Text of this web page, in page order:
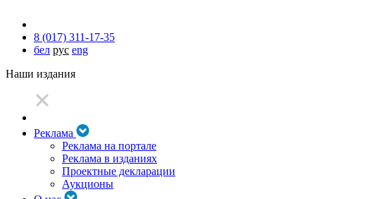
8 (017) 311-17-35
бел рус eng
Наши издания
Реклама
Реклама на портале
Реклама в изданиях
Проектные декларации
Аукционы